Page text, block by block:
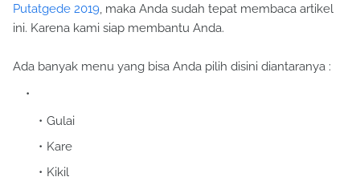
Putatgede 2019 , maka Anda sudah tepat membaca artikel
ini. Karena kami siap membantu Anda.
Ada banyak menu yang bisa Anda pilih disini diantaranya :
Gulai
Kare
Kikil